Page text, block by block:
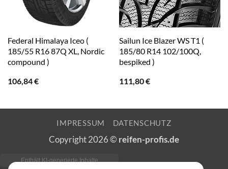
Federal Himalaya Iceo (
185/55 R16 87Q XL, Nordic
compound )
106,84€
Sailun Ice Blazer WS T1 (
185/80 R14 102/100Q,
bespiked )
111,80€
IMPRESSUM DATENSCHUTZ
Copyright 2026 © reifen-profis.de